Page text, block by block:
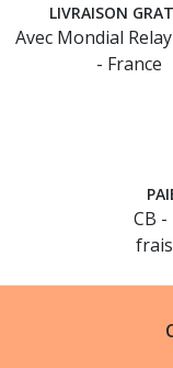
LIVRAISON
Avec Mondial
- France
CB -